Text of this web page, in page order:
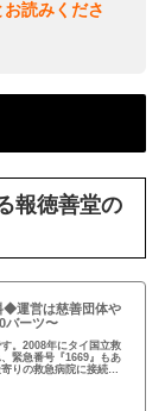
お読みくださ
報徳善堂の
運営は慈善団体や
バーツ〜
。2008年にタイ国立救
緊急番号『1669』もあ
りの救急病院に接続さ